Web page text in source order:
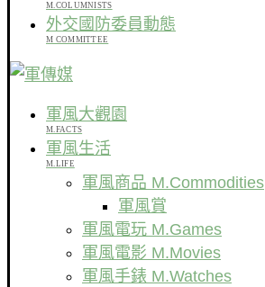
M.COLUMNISTS
外交國防委員動態
M COMMITTEE
軍風大觀園
M.FACTS
軍風生活
M.LIFE
軍風商品 M.Commodities
軍風賞
軍風電玩 M.Games
軍風電影 M.Movies
軍風手錶 M.Watches